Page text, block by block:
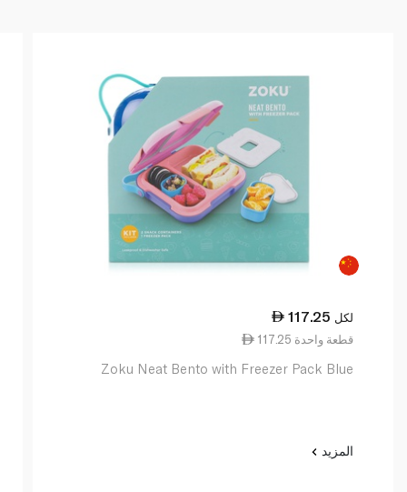
117.25 لكل
117.25 قطعة واحدة
Zoku Neat Bento with Freezer Pack Blue
المزيد